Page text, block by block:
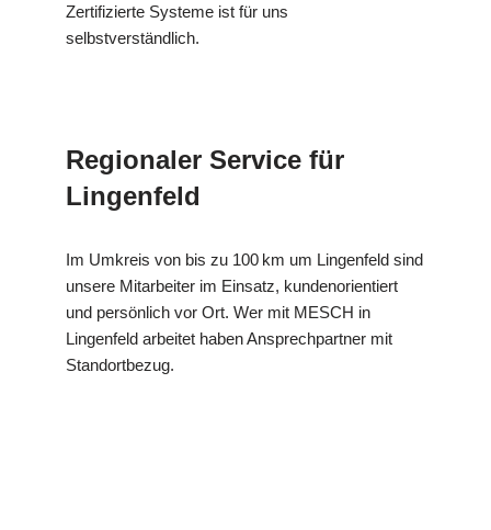
Zertifizierte Systeme ist für uns
selbstverständlich.
Regionaler Service für
Lingenfeld
Im Umkreis von bis zu 100 km um Lingenfeld sind
unsere Mitarbeiter im Einsatz, kundenorientiert
und persönlich vor Ort. Wer mit MESCH in
Lingenfeld arbeitet haben Ansprechpartner mit
Standortbezug.